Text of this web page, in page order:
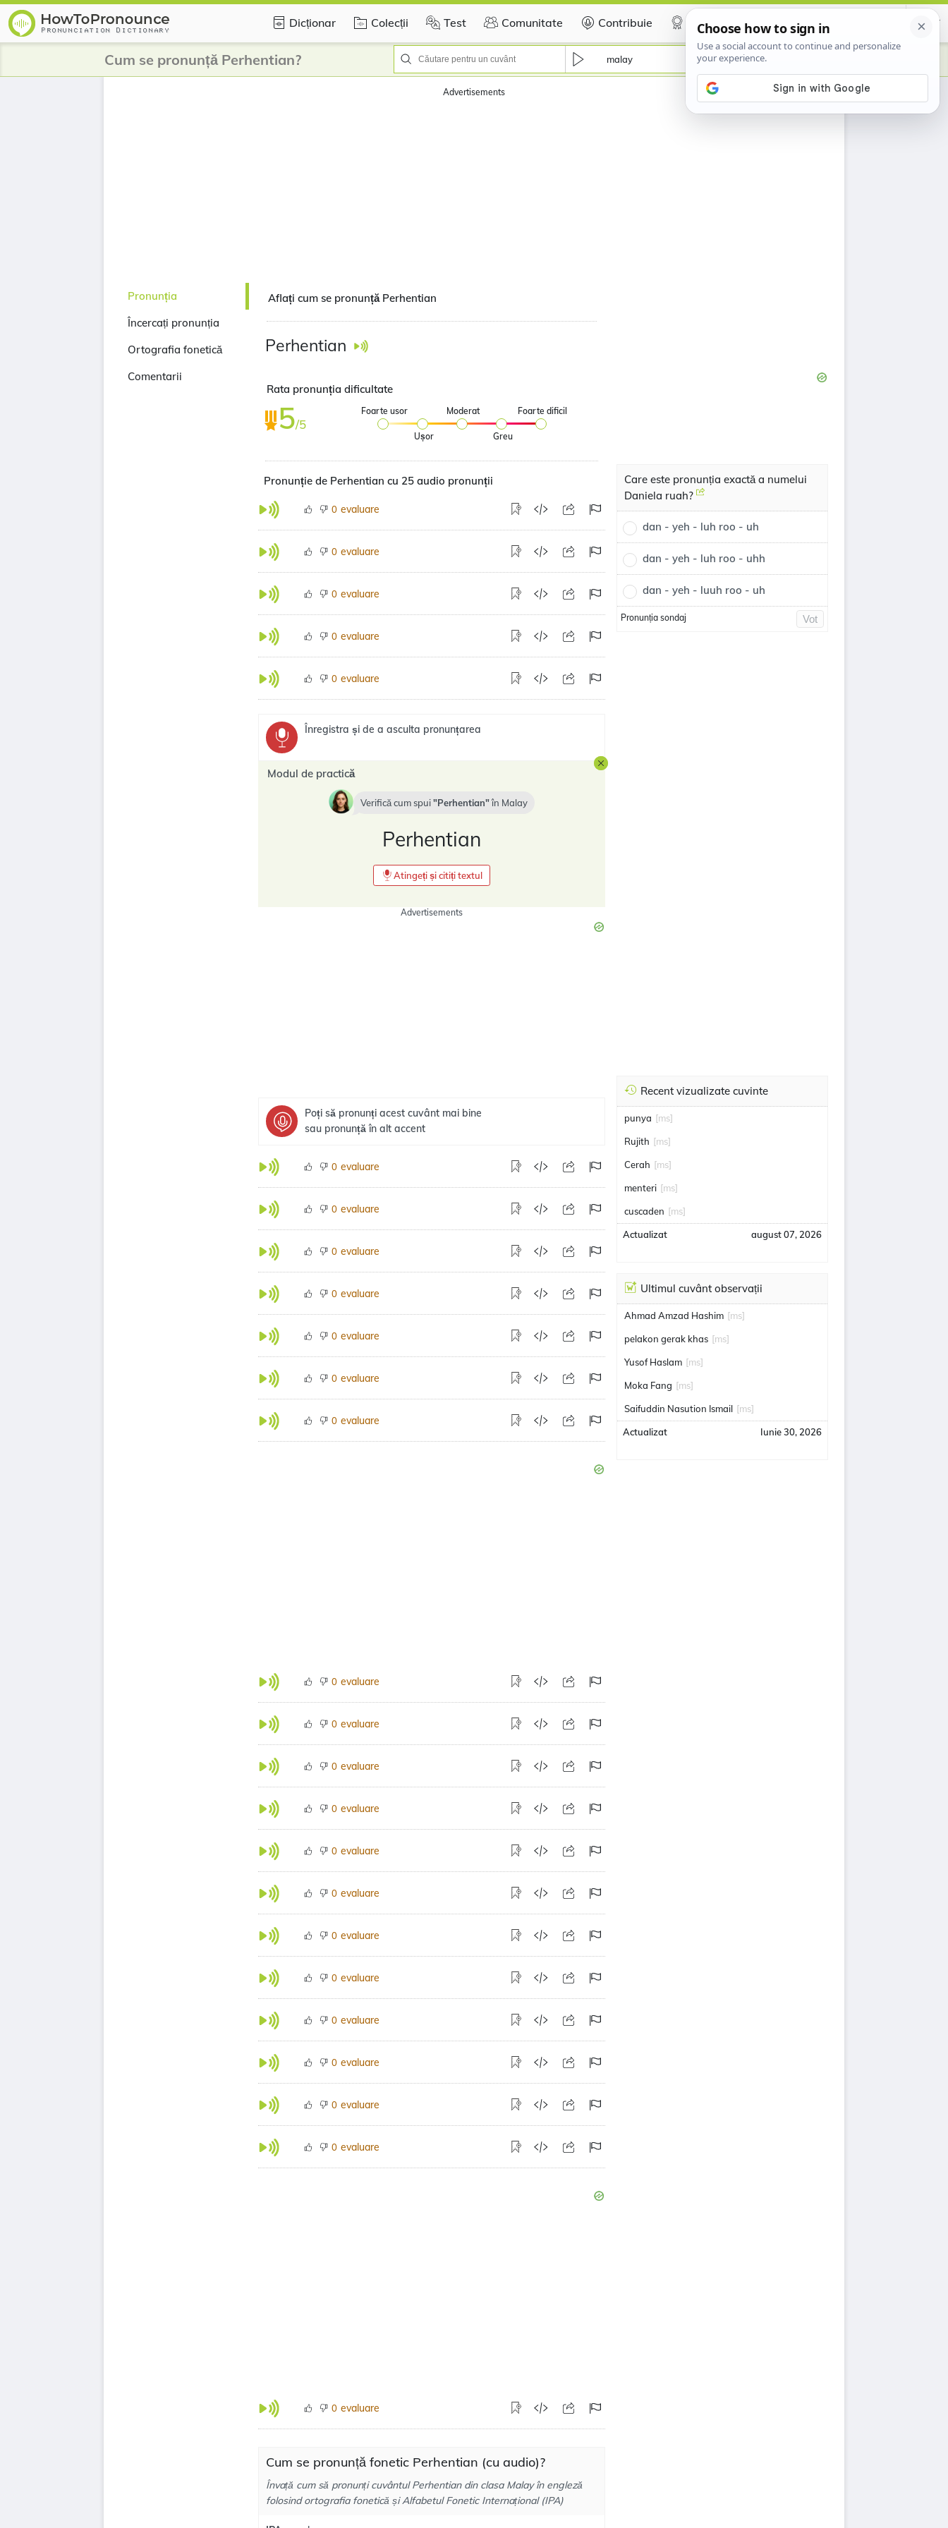
Dicționar Colecții Test Comunitate Contribuie Certificate
Cum se pronunță Perhentian? malay
Advertisements
Pronunția
Încercați pronunția
Ortografia fonetică
Comentarii
Aflați cum se pronunță Perhentian
Perhentian
Rata pronunția dificultate
5/5
Foarte usor
Ușor
Moderat
Greu
Foarte dificil
Pronunție de Perhentian cu 25 audio pronunții
0 evaluare
0 evaluare
0 evaluare
0 evaluare
0 evaluare
Înregistra și de a asculta pronunțarea
Modul de practică
Verifică cum spui Perhentian în Malay
Perhentian
Atingeți și citiți textul
Advertisements
Poți să pronunți acest cuvânt mai bine
sau pronunță în alt accent
0 evaluare
0 evaluare
0 evaluare
0 evaluare
0 evaluare
0 evaluare
0 evaluare
0 evaluare
0 evaluare
0 evaluare
0 evaluare
0 evaluare
0 evaluare
0 evaluare
0 evaluare
0 evaluare
0 evaluare
0 evaluare
0 evaluare
0 evaluare
Cum se pronunță fonetic Perhentian (cu audio)?
Învață cum să pronunți cuvântul Perhentian din clasa Malay în engleză
folosind ortografia fonetică și Alfabetul Fonetic Internațional (IPA)
Care este pronunția exactă a numelui
Daniela ruah?
dan - yeh - luh roo - uh
dan - yeh - luh roo - uhh
dan - yeh - luuh roo - uh
Pronunția sondaj Vot
Recent vizualizate cuvinte
punya [ms]
Rujith [ms]
Cerah [ms]
menteri [ms]
cuscaden [ms]
Actualizat august 07, 2026
Ultimul cuvânt observații
Ahmad Amzad Hashim [ms]
pelakon gerak khas [ms]
Yusof Haslam [ms]
Moka Fang [ms]
Saifuddin Nasution Ismail [ms]
Actualizat Iunie 30, 2026